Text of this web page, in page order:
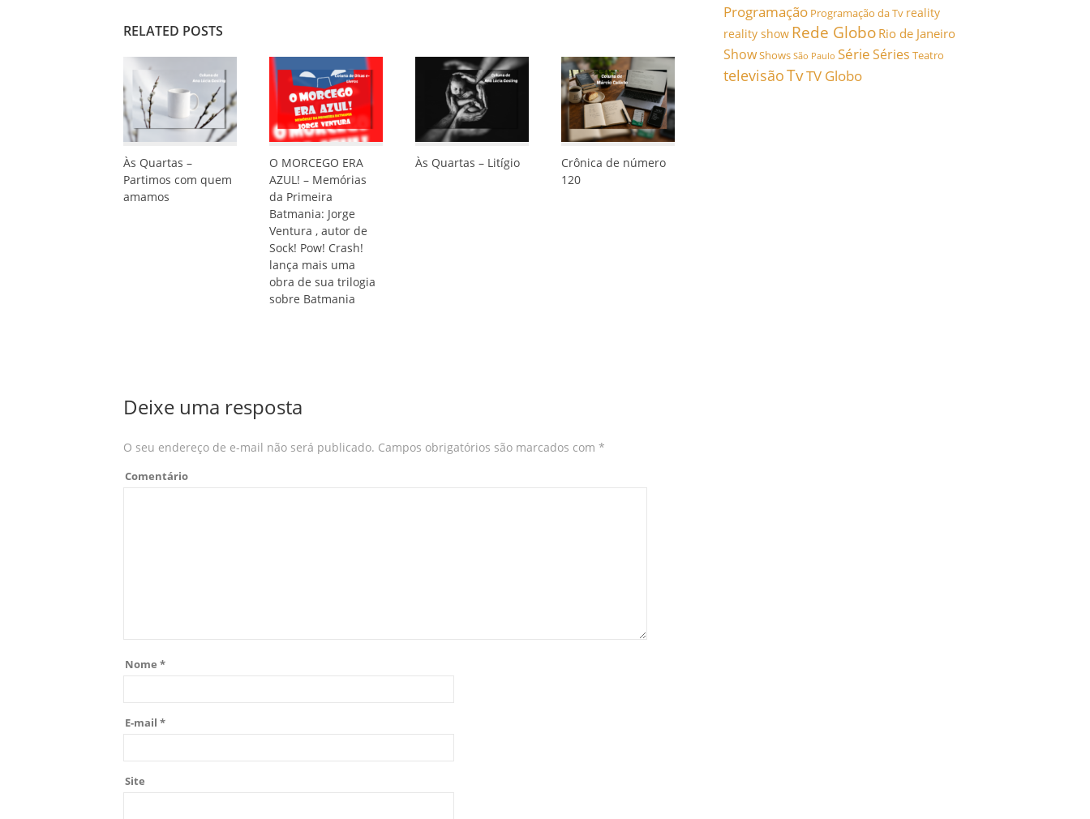
RELATED POSTS
Às Quartas –
Partimos com quem
amamos
O MORCEGO ERA
AZUL! – Memórias
da Primeira
Batmania: Jorge
Ventura , autor de
Sock! Pow! Crash!
lança mais uma
obra de sua trilogia
sobre Batmania
Às Quartas – Litígio
Crônica de número
120
Deixe uma resposta
O seu endereço de e-mail não será publicado. Campos obrigatórios são marcados com *
Comentário
Nome *
E-mail *
Site
Programação Programação da Tv reality
reality show Rede Globo Rio de Janeiro
ShowShows São Paulo SérieSéries Teatro
televisãoTvTV Globo